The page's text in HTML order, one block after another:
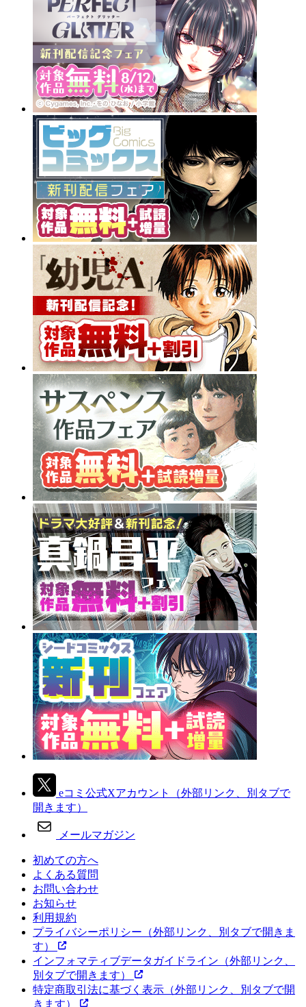
eコミ公式Xアカウント
（外部リンク、別タブで
開きます）
メールマガジン
初めての方へ
よくある質問
お問い合わせ
お知らせ
利用規約
プライバシーポリシー （外部リンク、別タブで開きま
す）
インフォマティブデータガイドライン （外部リンク、
別タブで開きます）
特定商取引法に基づく表示 （外部リンク、別タブで開
きます）